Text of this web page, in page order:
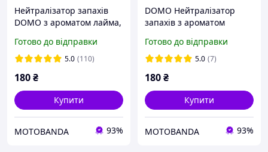
Нейтралізатор запахів
DOMO з ароматом лайма,
Готово до відправки
5.0 (110)
180₴
Купити
MOTOBANDA 93%
DOMO Нейтралізатор
запахів з ароматом
Готово до відправки
5.0 (7)
180₴
Купити
MOTOBANDA 93%